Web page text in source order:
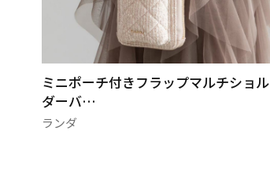
ミニポーチ付きフラップマルチショル
ダーバ…
ランダ